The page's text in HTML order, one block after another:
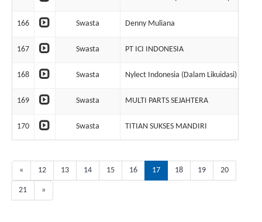
166 Swasta Denny Muliana
167 Swasta PT ICI INDONESIA
168 Swasta Nylect Indonesia (Dalam Likuidasi)
169 Swasta MULTI PARTS SEJAHTERA
170 Swasta TITIAN SUKSES MANDIRI
« 12 13 14 15 16 17 18 19 20
21 »